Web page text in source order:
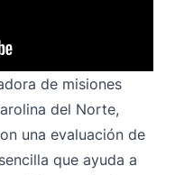
de misiones
del Norte,
una evaluación de
que ayuda a